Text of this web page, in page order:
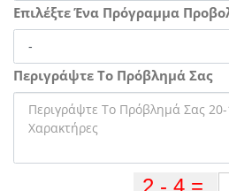
Επιλέξτε Ένα Πρόγραμμα
Περιγράψτε Το Πρόβλημά Σας